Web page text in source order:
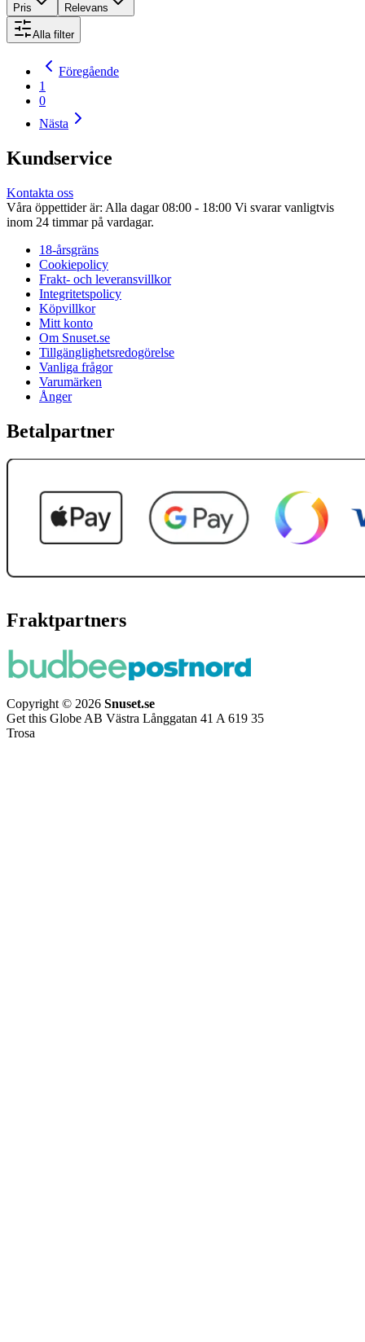
Pris Relevans
Alla filter
Föregående
1
0
Nästa
Kundservice
Kontakta oss
Våra öppettider är: Alla dagar 08:00 - 18:00 Vi svarar vanligtvis
inom 24 timmar på vardagar.
18-årsgräns
Cookiepolicy
Frakt- och leveransvillkor
Integritetspolicy
Köpvillkor
Mitt konto
Om Snuset.se
Tillgänglighetsredogörelse
Vanliga frågor
Varumärken
Ånger
Betalpartner
Fraktpartners
Copyright © 2026 Snuset.se
Get this Globe AB Västra Långgatan 41 A 619 35
Trosa